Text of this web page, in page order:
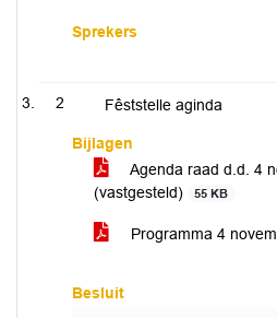
Sprekers
2 Fêststelle aginda
Bijlagen
Agenda raad d.d. 4
(vastgesteld)
55 KB
Programma 4
Besluit